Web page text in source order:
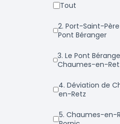
Tout
2. Port-Saint-Père <> Le
Pont Béranger
3. Le Pont Béranger <>
Chaumes-en-
4. Déviation de Chaumes-
en-Retz
5. Chaumes-en-Retz <>